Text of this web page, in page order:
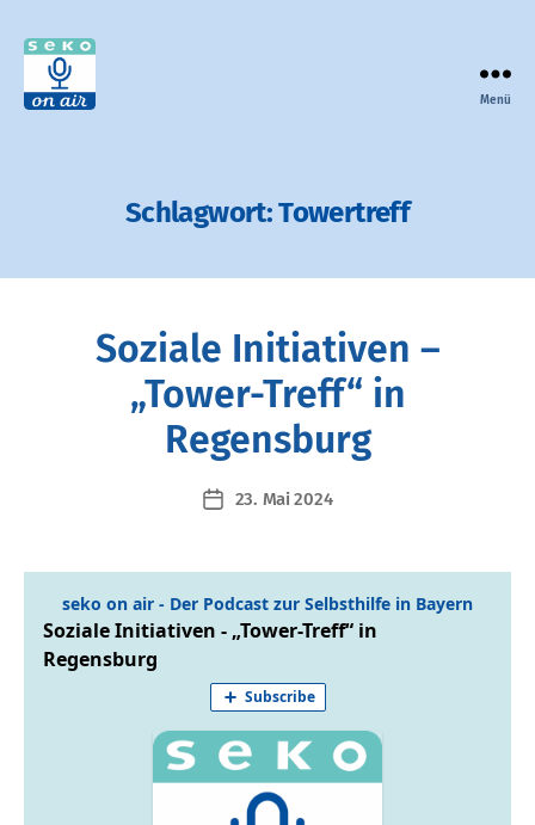
zur
Menü
Schlagwort:Towertreff
Soziale Initiativen –
„Tower-Treff“ in
Regensburg
Veröffentlichungsdatum
23. Mai 2024